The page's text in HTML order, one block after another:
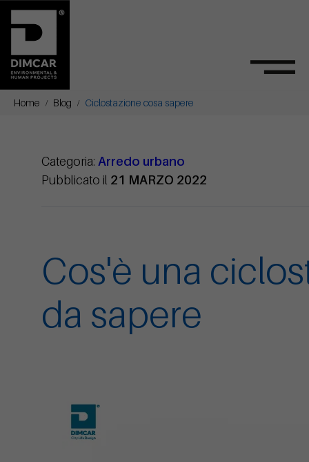
Home Blog Ciclostazione cosa sapere
Categoria: Arredo urbano
Pubblicato il 21 MARZO 2022
Cos'è una
da sapere